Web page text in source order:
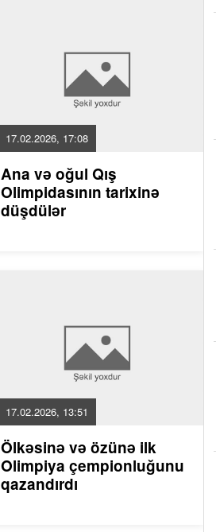
17.02.2026, 17:08
Ana və oğul Qış
Olimpidasının tarixinə
düşdülər
17.02.2026, 13:51
Ölkəsinə və özünə ilk
Olimpiya çempionluğunu
qazandırdı